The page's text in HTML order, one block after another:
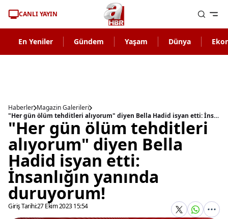
CANLI YAYIN
En Yeniler Gündem Yaşam Dünya
Haberler Magazin Galerileri
"Her gün ölüm tehditleri alıyorum" diyen Bella Hadid isyan etti: İnsanlığın yanında duruyorum!
"Her gün ölüm tehditleri
alıyorum" diyen Bella
Hadid isyan etti:
İnsanlığın yanında
duruyorum!
Giriş Tarihi:27 Ekim 2023 15:54